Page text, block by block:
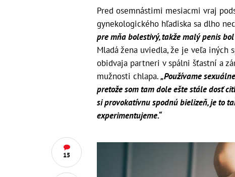
15
Pred osemnástimi mesiacmi vraj
gynekologického hľadiska sa dlho
pre mňa bolestivý, takže malý penis
Mladá žena uviedla, že je veľa iných
obidvaja partneri v spálni šťastní a
mužnosti chlapa.„Používame
pretože som tam dole ešte stále dosť
si provokatívnu spodnú bielizeň, je to
experimentujeme.“